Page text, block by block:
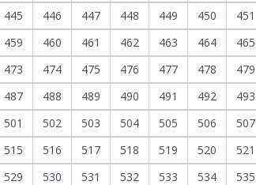
445
446 447 448 449 450 451
459
460 461 462 463 464 465
473
474 475 476 477 478 479
487
488 489 490 491 492 493
501
502 503 504 505 506 507
515
516 517 518 519 520 521
529
530 531 532 533 534 535